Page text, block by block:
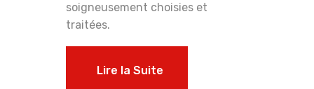
soigneusement choisies et
traitées.
Lire la Suite